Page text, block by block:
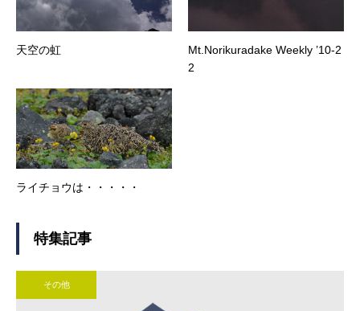
天空の虹
Mt.Norikuradake Weekly ’10-2
2
ライチョウは・・・・・
特集記事
その他